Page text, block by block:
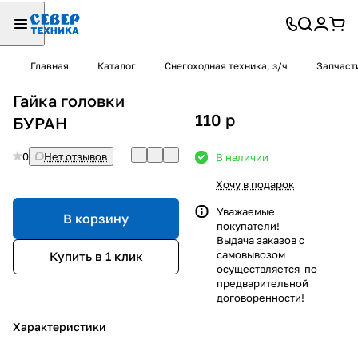
Главная Каталог Снегоходная техника, з/ч
Гайка головки
БУРАН
0 Нет отзывов
В корзину
Купить в 1 клик
Характеристики
110 p
В наличии
Хочу в подарок
Уважаемые
покупатели!
Выдача заказов с
самовывозом
осуществляется по
предварительной
договоренности!